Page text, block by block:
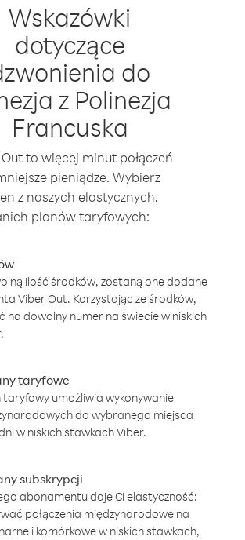
Wskazówki
dotyczące
do
z Polinezja
Francuska
to więcej minut połączeń
pieniądze. Wybierz
z naszych elastycznych,
planów taryfowych:
ilość środków, zostaną one dodane
Viber Out. Korzystając ze środków,
na dowolny numer na świecie w niskich
taryfowe
umożliwia wykonywanie
do wybranego miejsca
w niskich stawkach Viber.
subskrypcji
abonamentu daje Ci elastyczność:
połączenia międzynarodowe na
i komórkowe w niskich stawkach,